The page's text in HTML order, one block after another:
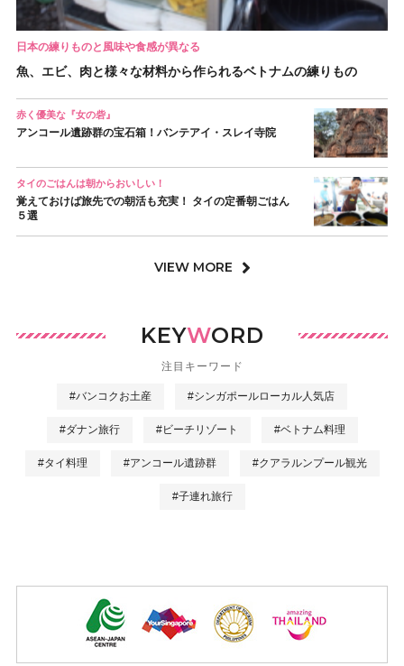
日本の練りものと風味や食感が異なる
魚、エビ、肉と様々な材料から作られるベトナムの練りもの
赤く優美な『女の砦』
アンコール遺跡群の宝石箱！バンテアイ・スレイ寺院
タイのごはんは朝からおいしい！
覚えておけば旅先での朝活も充実！ タイの定番朝ごはん
５選
VIEW MORE
KEYWORD
注目キーワード
#バンコクお土産 #シンガポールローカル人気店
#ダナン旅行 #ビーチリゾート #ベトナム料理
#タイ料理 #アンコール遺跡群 #クアラルンプール観光
#子連れ旅行